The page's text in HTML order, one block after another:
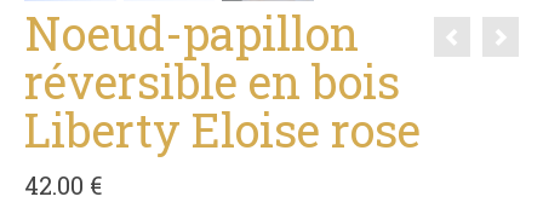
Noeud-papillon
réversible en bois
Liberty Eloise rose
42.00 €